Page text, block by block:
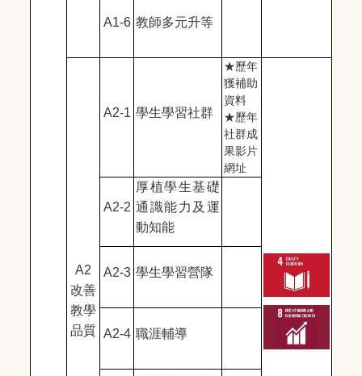
A1-6 教師多元升等
A2
改善
教學
品質
A2-1 學生學習社群
★歷年
獲補助
資料
★歷年
社群成
果影片
網址
A2-2
厚植學生基礎
通識能力及運
動知能
A2-3 學生學習營隊
A2-4 職涯輔導